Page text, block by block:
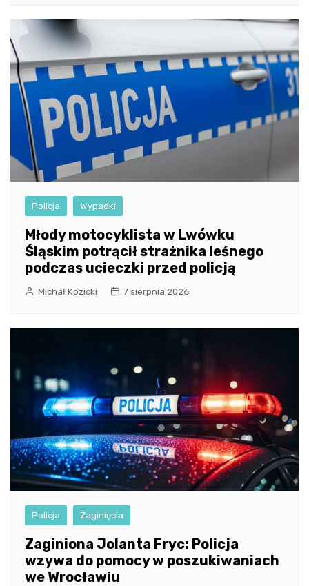
Policja Wypadki
Młody motocyklista w Lwówku
Śląskim potrącił strażnika leśnego
podczas ucieczki przed policją
Michał Kozicki 7 sierpnia 2026
Policja Zaginięcia
Zaginiona Jolanta Fryc: Policja
wzywa do pomocy w poszukiwaniach
we Wrocławiu